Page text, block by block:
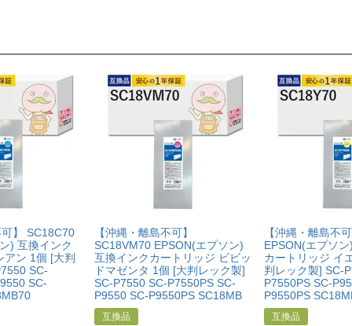
た」等お客様都合ではないこと
くこと。
わかる書類（修理の明細書など）をご提示いただくこと。
よるものではないこと。
可】 SC18C70
) 互換インク
アン 1個 [大判
SC-
SC-
【沖縄・離島不可】
SC18VM70 EPSON(エプソン)
互換インクカートリッジ ビビッ
ドマゼンタ 1個 [大判レック製]
SC-P7550 SC-P7550PS SC-
P9550 SC-P9550PS SC18MB
互換品
【沖縄・離島不
EPSON(エプソ
カートリッジ イ
判レック製] SC-
P7550PS SC-
P9550PS
互換品